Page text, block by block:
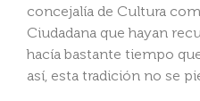
concejalía de Cultura
Ciudadana que hayan
hacía bastante tiempo
así, esta tradición no se